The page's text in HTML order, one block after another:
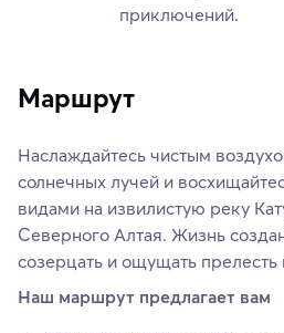
приключений.
Маршрут
Наслаждайтесь чистым
солнечных лучей и
видами на извилистую реку
Северного Алтая. Жизнь
созерцать и ощущать прелесть
Наш маршрут предлагает вам